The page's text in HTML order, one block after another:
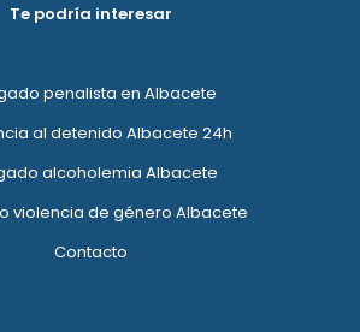
Te podría interesar
penalista en Albacete
al detenido Albacete 24h
alcoholemia Albacete
violencia de género Albacete
Contacto